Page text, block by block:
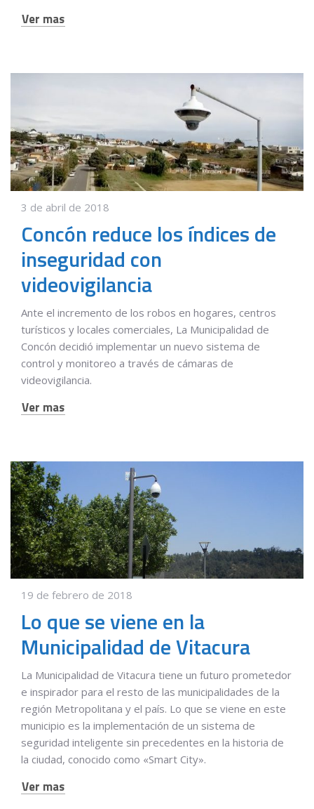
Ver mas
3 de abril de 2018
Concón reduce los índices de
inseguridad con
videovigilancia
Ante el incremento de los robos en hogares, centros
turísticos y locales comerciales, La Municipalidad de
Concón decidió implementar un nuevo sistema de
control y monitoreo a través de cámaras de
videovigilancia.
Ver mas
19 de febrero de 2018
Lo que se viene en la
Municipalidad de Vitacura
La Municipalidad de Vitacura tiene un futuro prometedor
e inspirador para el resto de las municipalidades de la
región Metropolitana y el país. Lo que se viene en este
municipio es la implementación de un sistema de
seguridad inteligente sin precedentes en la historia de
la ciudad, conocido como «Smart City».
Ver mas